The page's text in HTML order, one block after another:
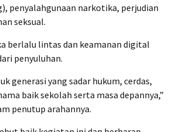
penyalahgunaan narkotika, perjudian
seksual.
berlalu lintas dan keamanan digital
penyuluhan.
generasi yang sadar hukum, cerdas,
baik sekolah serta masa depannya,”
penutup arahannya.